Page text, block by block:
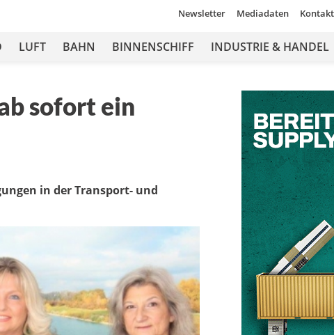
Newsletter Mediadaten Kontakt
LUFT BAHN BINNENSCHIFF INDUSTRIE & HANDEL
sofort ein
in der Transport- und